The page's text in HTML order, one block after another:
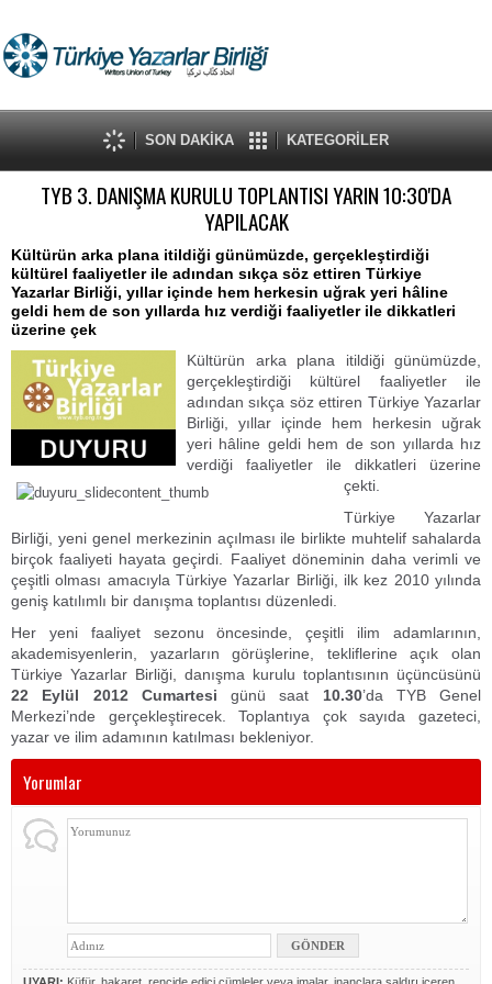
TYB Ödülleri
Genç Yazarlar Kurultayı
Kitaplık
Ahlâk Şûrası
Yazar Okulu
Mehmet Âkif Ersoy
Milletlerarası Şehir Tarihi
Yazarları Kongresi
Yayınlar
Söyleşi
Şube Haberleri
Salgın Edebiyatı
Şiir Şölenleri
Haberler
Kültür Kervanı
Mesnevi Okumaları
Kırklar Meclisi
Duyurular
Biyografiler
SON DAKİKA KATEGORİLER
TYB 3. DANIŞMA KURULU TOPLANTISI YARIN 10:30'DA
YAPILACAK
Kültürün arka plana itildiği günümüzde, gerçekleştirdiği
kültürel faaliyetler ile adından sıkça söz ettiren Türkiye
Yazarlar Birliği, yıllar içinde hem herkesin uğrak yeri hâline
geldi hem de son yıllarda hız verdiği faaliyetler ile dikkatleri
üzerine çek
Kültürün arka plana itildiği günümüzde,
gerçekleştirdiği kültürel faaliyetler ile
adından sıkça söz ettiren Türkiye Yazarlar
Birliği, yıllar içinde hem herkesin uğrak
yeri hâline geldi hem de son yıllarda hız
verdiği faaliyetler ile dikkatleri üzerine
çekti.
Türkiye Yazarlar
Birliği, yeni genel merkezinin açılması ile birlikte muhtelif sahalarda
birçok faaliyeti hayata geçirdi. Faaliyet döneminin daha verimli ve
çeşitli olması amacıyla Türkiye Yazarlar Birliği, ilk kez 2010 yılında
geniş katılımlı bir danışma toplantısı düzenledi.
Her yeni faaliyet sezonu öncesinde, çeşitli ilim adamlarının,
akademisyenlerin, yazarların görüşlerine, tekliflerine açık olan
Türkiye Yazarlar Birliği, danışma kurulu toplantısının üçüncüsünü
22 Eylül 2012 Cumartesi günü saat 10.30’da TYB Genel
Merkezi’nde gerçekleştirecek. Toplantıya çok sayıda gazeteci,
yazar ve ilim adamının katılması bekleniyor.
Yorumlar